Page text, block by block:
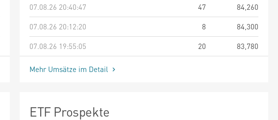
07.08.26 20:40:47
47
84,260
07.08.26 20:12:20
8
84,300
07.08.26 19:55:05
20 83,780
Mehr Umsätze im Detail
ETF Prospekte